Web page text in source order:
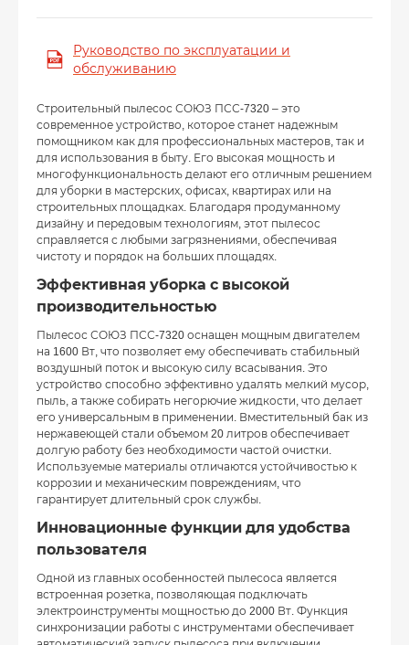
Руководство по эксплуатации и
обслуживанию
Строительный пылесос СОЮЗ ПСС-7320 – это
современное устройство, которое станет надежным
помощником как для профессиональных мастеров, так и
для использования в быту. Его высокая мощность и
многофункциональность делают его отличным решением
для уборки в мастерских, офисах, квартирах или на
строительных площадках. Благодаря продуманному
дизайну и передовым технологиям, этот пылесос
справляется с любыми загрязнениями, обеспечивая
чистоту и порядок на больших площадях.
Эффективная уборка с высокой
производительностью
Пылесос СОЮЗ ПСС-7320 оснащен мощным двигателем
на 1600 Вт, что позволяет ему обеспечивать стабильный
воздушный поток и высокую силу всасывания. Это
устройство способно эффективно удалять мелкий мусор,
пыль, а также собирать негорючие жидкости, что делает
его универсальным в применении. Вместительный бак из
нержавеющей стали объемом 20 литров обеспечивает
долгую работу без необходимости частой очистки.
Используемые материалы отличаются устойчивостью к
коррозии и механическим повреждениям, что
гарантирует длительный срок службы.
Инновационные функции для удобства
пользователя
Одной из главных особенностей пылесоса является
встроенная розетка, позволяющая подключать
электроинструменты мощностью до 2000 Вт. Функция
синхронизации работы с инструментами обеспечивает